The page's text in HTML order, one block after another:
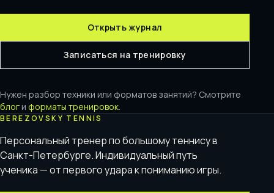
Открыть журнал
Записаться на тренировку
Нужен разбор техники или форматов занятий? Смотрите
блог и форматы тренировок.
BEREZOVSKY TENNIS
Персональный тренер по большому теннису в
Санкт-Петербурге. Индивидуальный путь
ученика — от первого удара к пониманию игры.